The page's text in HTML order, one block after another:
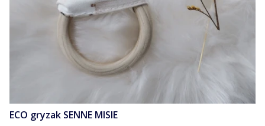
ECO gryzak SENNE MISIE